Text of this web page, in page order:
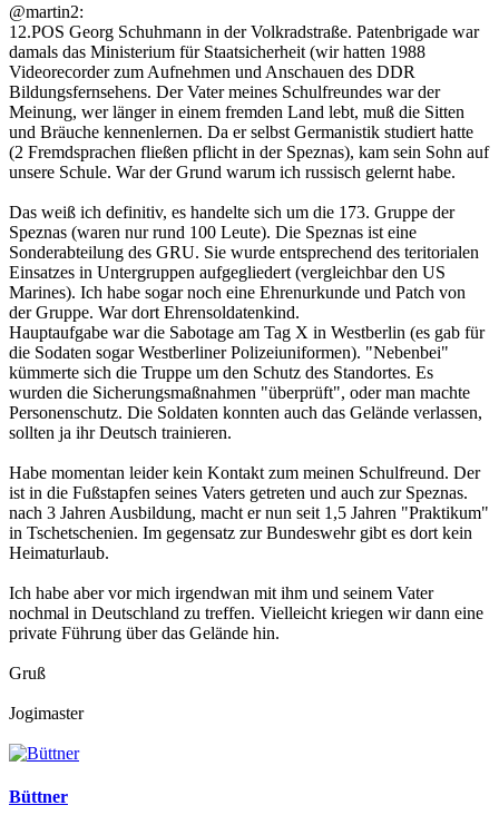
@martin2:
12.POS Georg Schuhmann in der Volkradstraße. Patenbrigade war
damals das Ministerium für Staatsicherheit (wir hatten 1988
Videorecorder zum Aufnehmen und Anschauen des DDR
Bildungsfernsehens. Der Vater meines Schulfreundes war der
Meinung, wer länger in einem fremden Land lebt, muß die Sitten
und Bräuche kennenlernen. Da er selbst Germanistik studiert hatte
(2 Fremdsprachen fließen pflicht in der Speznas), kam sein Sohn auf
unsere Schule. War der Grund warum ich russisch gelernt habe.
Das weiß ich definitiv, es handelte sich um die 173. Gruppe der
Speznas (waren nur rund 100 Leute). Die Speznas ist eine
Sonderabteilung des GRU. Sie wurde entsprechend des teritorialen
Einsatzes in Untergruppen aufgegliedert (vergleichbar den US
Marines). Ich habe sogar noch eine Ehrenurkunde und Patch von
der Gruppe. War dort Ehrensoldatenkind.
Hauptaufgabe war die Sabotage am Tag X in Westberlin (es gab für
die Sodaten sogar Westberliner Polizeiuniformen). "Nebenbei"
kümmerte sich die Truppe um den Schutz des Standortes. Es
wurden die Sicherungsmaßnahmen "überprüft", oder man machte
Personenschutz. Die Soldaten konnten auch das Gelände verlassen,
sollten ja ihr Deutsch trainieren.
Habe momentan leider kein Kontakt zum meinen Schulfreund. Der
ist in die Fußstapfen seines Vaters getreten und auch zur Speznas.
nach 3 Jahren Ausbildung, macht er nun seit 1,5 Jahren "Praktikum"
in Tschetschenien. Im gegensatz zur Bundeswehr gibt es dort kein
Heimaturlaub.
Ich habe aber vor mich irgendwan mit ihm und seinem Vater
nochmal in Deutschland zu treffen. Vielleicht kriegen wir dann eine
private Führung über das Gelände hin.
Gruß
Jogimaster
Büttner